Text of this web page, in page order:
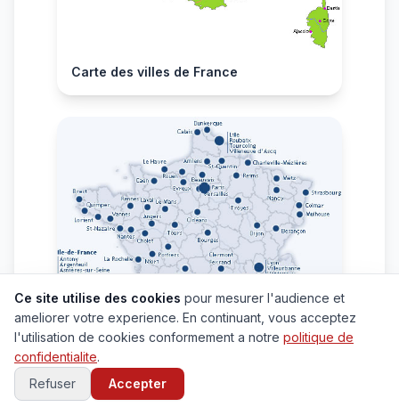
Carte des villes de France
Ce site utilise des cookies pour mesurer l'audience et
ameliorer votre experience. En continuant, vous acceptez
l'utilisation de cookies conformement a notre politique de
confidentialite.
Refuser
Accepter